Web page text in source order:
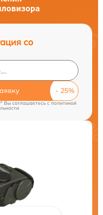
со
Вы соглашаетесь cполитикой